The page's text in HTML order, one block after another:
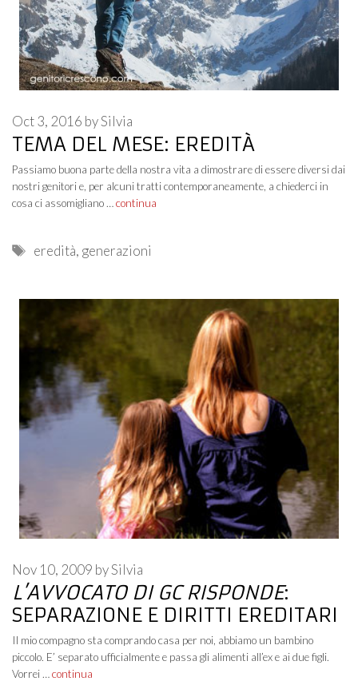
TEMA DEL MESE: EREDITÀ
Oct 3, 2016 bySilvia
Passiamo buona parte della nostra vita a dimostrare di essere diversi dai
nostri genitori e, per alcuni tratti contemporaneamente, a chiederci in
cosa ci assomigliano … continua
Tags
eredità, generazioni
L’AVVOCATO DI GC RISPONDE:
SEPARAZIONE E DIRITTI EREDITARI
Nov 10, 2009 bySilvia
Il mio compagno sta comprando casa per noi, abbiamo un bambino
piccolo. E’ separato ufficialmente e passa gli alimenti all’ex e ai due figli.
Vorrei … continua